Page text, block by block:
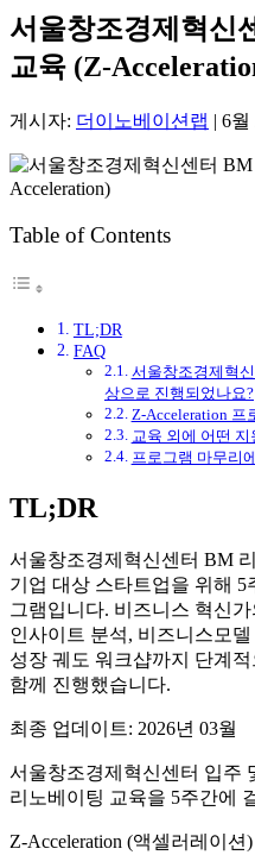
서울창조경제혁신
교육 (Z-
게시자: 더이노베이션랩 | 6월
Table of Contents
TL;DR
FAQ
서울창조경제혁
상으로 진행되었나요?
Z-Acceleration 프
교육 외에 어떤
프로그램 마무리
TL;DR
서울창조경제혁신센터 BM
기업 대상 스타트업을 위해 5
그램입니다. 비즈니스 혁신
인사이트 분석, 비즈니스모
성장 궤도 워크샵까지 단계
함께 진행했습니다.
최종 업데이트: 2026년 03월
서울창조경제혁신센터 입주
리노베이팅 교육을 5주간에
Z-Acceleration (액셀러레이